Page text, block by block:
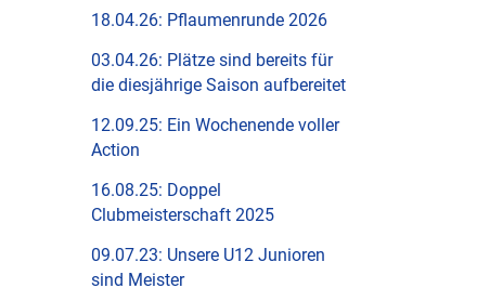
18.04.26: Pflaumenrunde 2026
03.04.26: Plätze sind bereits für
die diesjährige Saison aufbereitet
12.09.25: Ein Wochenende voller
Action
16.08.25: Doppel
Clubmeisterschaft 2025
09.07.23: Unsere U12 Junioren
sind Meister